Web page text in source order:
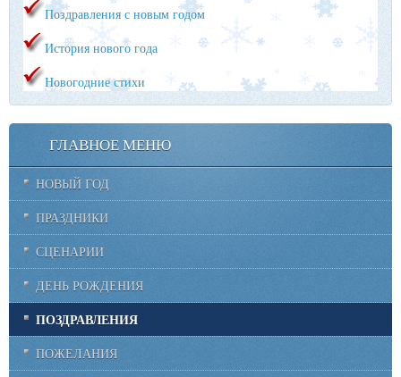
Поздравления с новым годом
История нового года
Новогодние стихи
ГЛАВНОЕ МЕНЮ
НОВЫЙ ГОД
ПРАЗДНИКИ
СЦЕНАРИИ
ДЕНЬ РОЖДЕНИЯ
ПОЗДРАВЛЕНИЯ
ПОЖЕЛАНИЯ